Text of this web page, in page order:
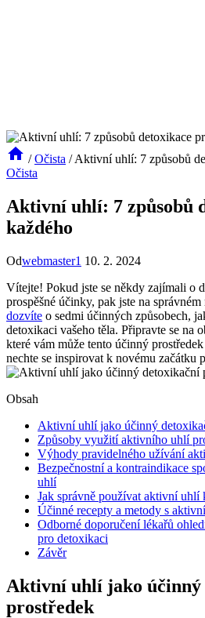
/ Očista / Aktivní uhlí: 7 způsobů
Očista
Aktivní uhlí: 7 způsobů
každého
Odwebmaster1 10. 2. 2024
Vítejte! Pokud jste se někdy zajímali o
prospěšné účinky, pak jste na
dozvíte o sedmi účinných způsobech,
detoxikaci vašeho těla. Připravte se na
které vám může tento účinný
nechte se inspirovat k novému začátku
Obsah
Aktivní uhlí jako účinný
Způsoby využití aktivního uhlí
Výhody pravidelného užívání
Bezpečnostní a kontraindikace
uhlí
Jak správně používat aktivní uhlí
Účinné recepty a metody s
Odborné doporučení lékařů
pro detoxikaci
Závěr
Aktivní uhlí jako účinný
prostředek